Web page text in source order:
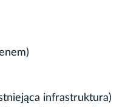
infrastruktura)